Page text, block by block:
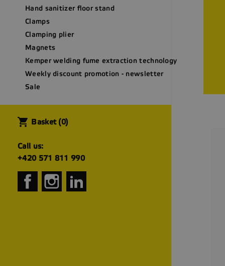
Hand sanitizer floor stand
Clamps
Clamping plier
Magnets
Kemper welding fume extraction technology
Weekly discount promotion - newsletter
Sale
shopping_cart Basket (0)
Call us:
+420 571 811 990
FacebookInstagram